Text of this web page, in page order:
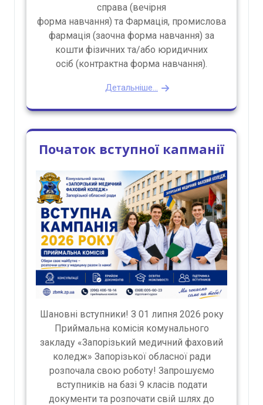
справа (вечірня
форма навчання) та Фармація, промислова
фармація (заочна форма навчання) за
кошти фізичних та/або юридичних
осіб (контрактна форма навчання).
Детальніше...
Початок вступної капманії
Шановні вступники! З 01 липня 2026 року
Приймальна комісія комунального
закладу «Запорізький медичний фаховий
коледж» Запорізької обласної ради
розпочала свою роботу! Запрошуємо
вступників на базі 9 класів подати
документи та розпочати свій шлях до